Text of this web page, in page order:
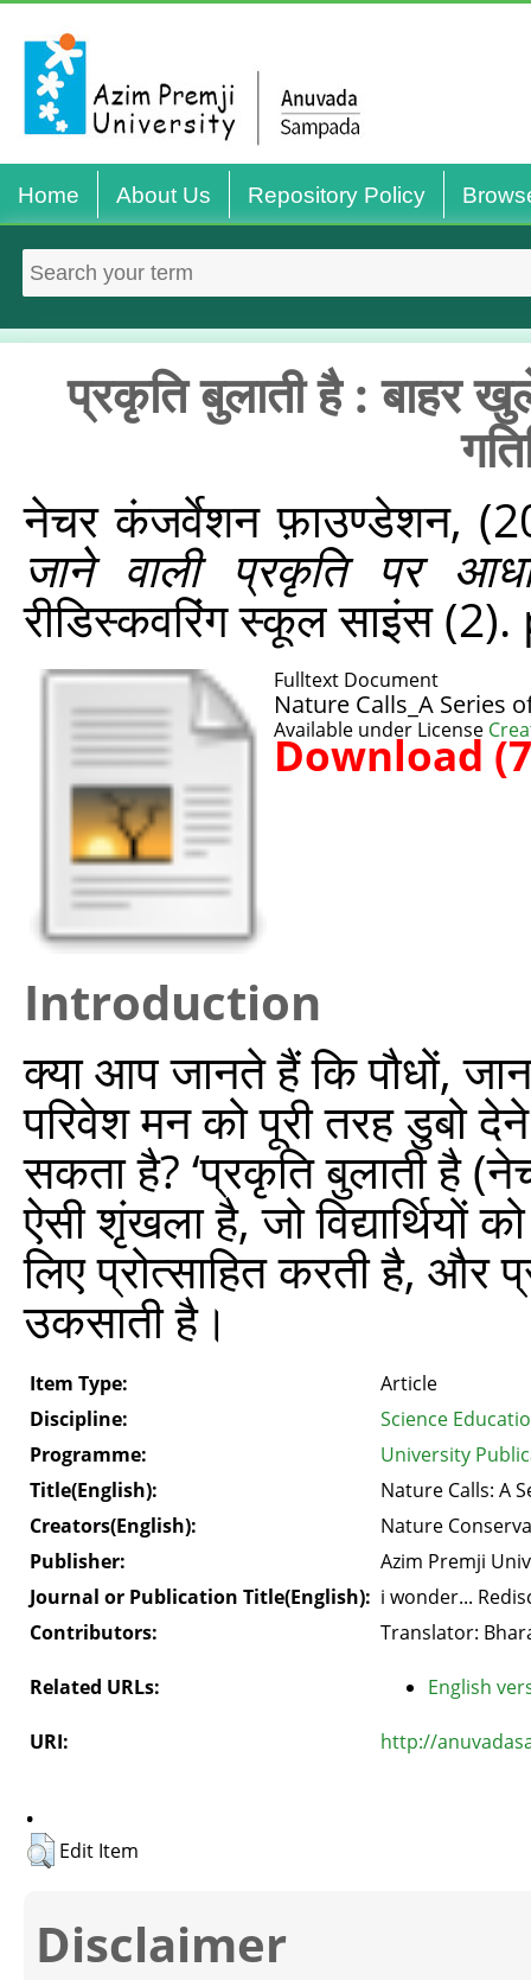
Home About Us Repository Policy
प्रकृति बुलाती है : बाहर
नेचर कंजर्वेशन फ़ाउण्डेशन,
जाने वाली प्रकृति पर
रीडिस्‍कवरिंग स्‍कूल साइंस
Fulltext Document
Nature Calls_A Series
Available under License
Download
Introduction
क्या आप जानते हैं कि पौधों,
परिवेश मन को पूरी तरह डुबो
सकता है? ‘प्रकृति बुलाती है
ऐसी शृंखला है, जो
लिए प्रोत्साहित करती है, और
उकसाती है।
Item Type:
Article
Discipline:
Science
Programme:
University
Title(English):
Nature Calls: A
Creators(English):
Nature
Publisher:
Azim Premji
Journal or Publication Title(English): i wonder...
Contributors:
Translator:
Related URLs: English
URI: http://
.
Edit Item
Disclaimer